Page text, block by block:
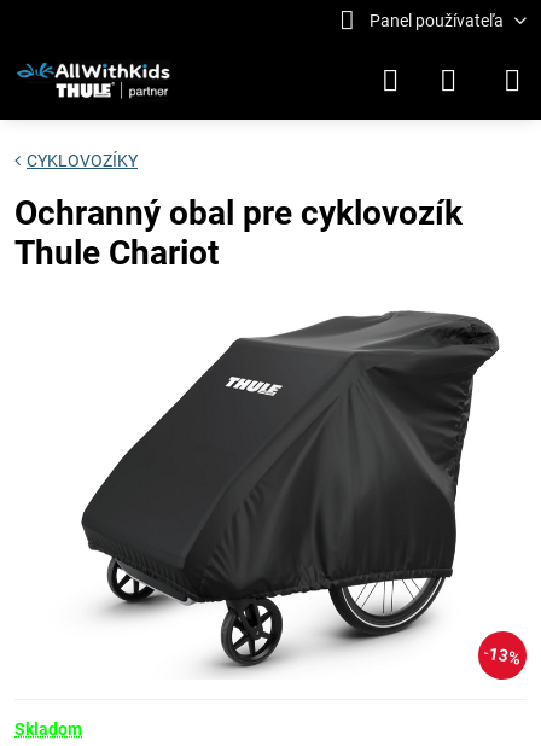
Panel používateľa
13%
CYKLOVOZÍKY
Ochranný obal pre cyklovozík
Thule Chariot
Skladom